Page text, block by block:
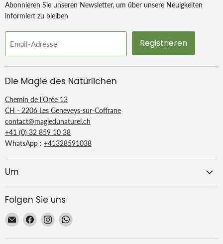
Abonnieren Sie unseren Newsletter, um über unsere Neuigkeiten
informiert zu bleiben
Email-Adresse Registrieren
Die Magie des Natürlichen
Chemin de l’Orée 13
CH - 2206 Les Geneveys-sur-Coffrane
contact@magiedunaturel.ch
+41 (0) 32 859 10 38
WhatsApp : +41328591038
Um
Folgen Sie uns
Email
Magie
Finden
Sie
uns
Finden
Sie
uns
Finden
uns